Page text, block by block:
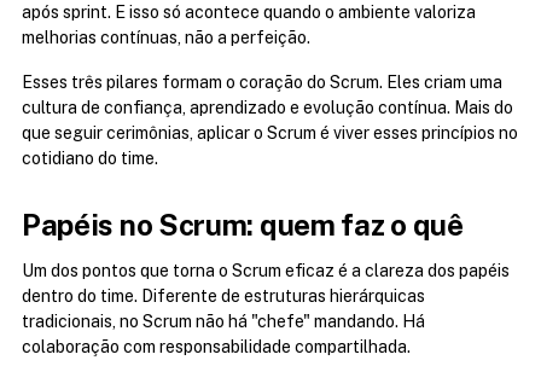
após sprint. E isso só acontece quando o ambiente valoriza
melhorias contínuas, não a perfeição.
Esses três pilares formam o coração do Scrum. Eles criam uma
cultura de confiança, aprendizado e evolução contínua. Mais do
que seguir cerimônias, aplicar o Scrum é viver esses princípios no
cotidiano do time.
Papéis no Scrum: quem faz o quê
Um dos pontos que torna o Scrum eficaz é a clareza dos papéis
dentro do time. Diferente de estruturas hierárquicas
tradicionais, no Scrum não há "chefe" mandando. Há
colaboração com responsabilidade compartilhada.